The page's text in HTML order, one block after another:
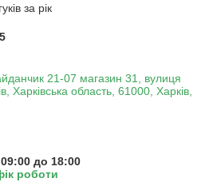
за рік
21-07 магазин 31, вулиця
Харківська область, 61000, Харків,
до 18:00
роботи